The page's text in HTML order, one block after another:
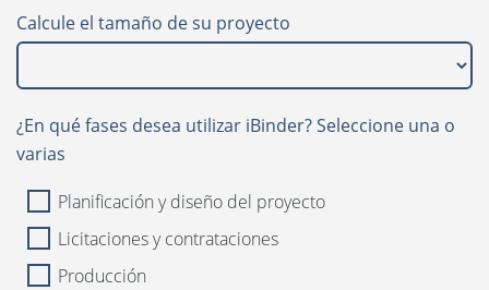
Dansk
Norsk
Slovenčina
United States
Calcule el tamaño de su proyecto
¿En qué fases desea utilizar iBinder? Seleccione una o
varias
Planificación y diseño del proyecto
Licitaciones y contrataciones
Producción